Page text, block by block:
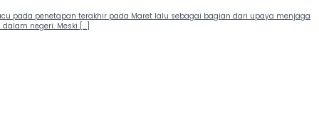
pada penetapan terakhir pada Maret lalu sebagai bagian dari upaya menjaga
negeri. Meski […]